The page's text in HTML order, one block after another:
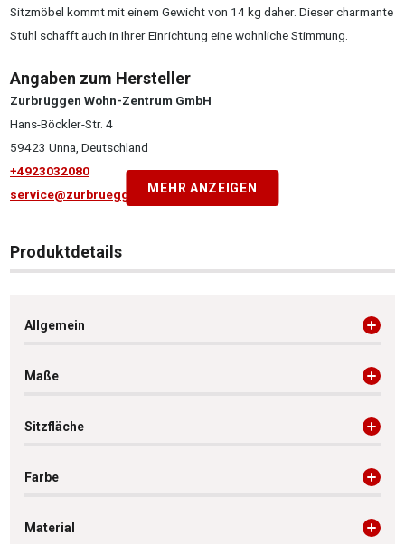
Sitzmöbel kommt mit einem Gewicht von 14 kg daher. Dieser charmante
Stuhl schafft auch in Ihrer Einrichtung eine wohnliche Stimmung.
Angaben zum Hersteller
Zurbrüggen Wohn-Zentrum GmbH
Hans-Böckler-Str. 4
59423 Unna, Deutschland
+4923032080
service@zurbrueggen.deMEHR ANZEIGEN
Produktdetails
Allgemein
Maße
Sitzfläche
Farbe
Material